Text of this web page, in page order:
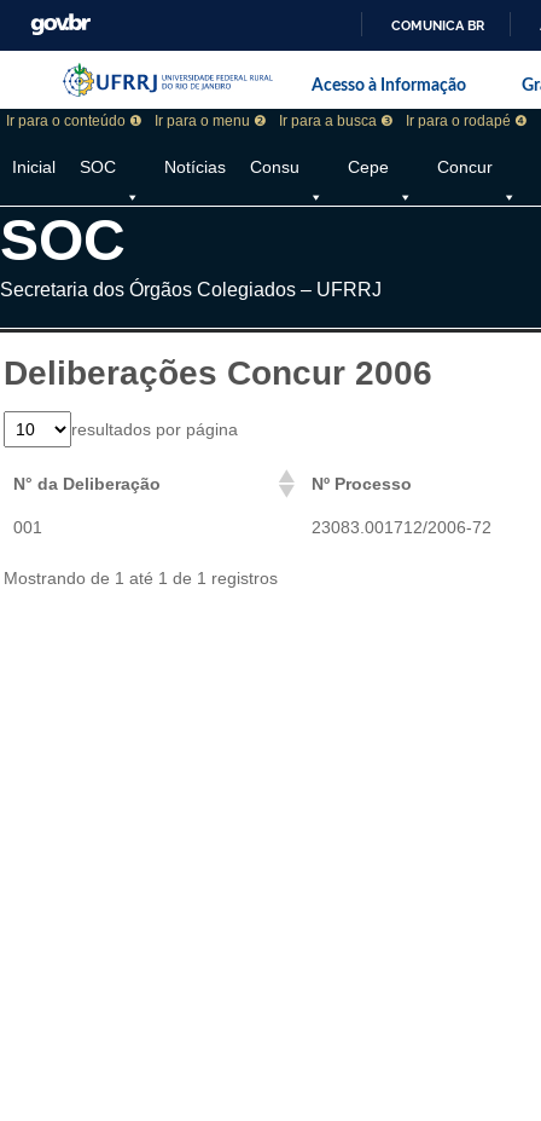
COMUNICA BR
Pular barra institucional
Barra institucional da Universidade
Acesso à Informação
Ir para o conteúdo ❶ Ir para o menu ❷ Ir para a busca ❸ Ir para o rodapé ❹
Inicial SOC Notícias Consu Cepe Concur
SOC
Secretaria dos Órgãos Colegiados – UFRRJ
Deliberações Concur 2006
resultados por página
N° da Deliberação Nº Processo
001 23083.001712/2006-72
Mostrando de 1 até 1 de 1 registros